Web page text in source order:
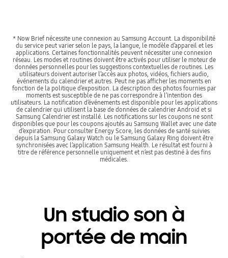
* Now Brief nécessite une connexion au Samsung Account. La disponibilité
du service peut varier selon le pays, la langue, le modèle d’appareil et les
applications. Certaines fonctionnalités peuvent nécessiter une connexion
réseau. Les modes et routines doivent être activés pour utiliser le moteur de
données personnelles pour les suggestions contextuelles de routines. Les
utilisateurs doivent autoriser l’accès aux photos, vidéos, fichiers audio,
événements du calendrier et autres. Peut ne pas afficher les moments en
fonction de la politique d’exposition. La description des photos fournies par
moments est susceptible de ne pas correspondre à l’intention des
utilisateurs. La notification d’événements est disponible pour les applications
de calendrier qui utilisent la base de données de calendrier Android et si
Samsung Calendrier est installé. Les notifications sur les coupons ne sont
disponibles que pour les coupons ajoutés au Samsung Wallet avec une date
d’expiration. Pour consulter Energy Score, les données de santé suivies
depuis la Samsung Galaxy Watch ou le Samsung Galaxy Ring doivent être
synchronisées avec l’application Samsung Health. Le résultat est fourni à
titre de référence personnelle uniquement et n’est pas destiné à des fins
médicales.
Un studio son à
portée de main